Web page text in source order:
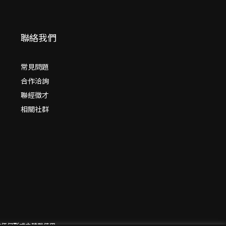
聯絡我們
常見問題
合作洽詢
聯經徵才
相關社群